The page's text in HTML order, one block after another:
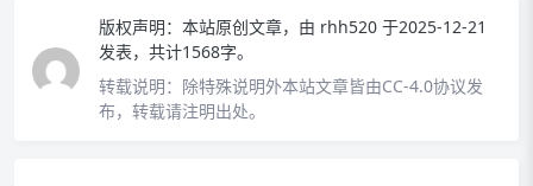
版权声明： 本站原创文章，由 rhh520 于2025-12-21
发表，共计1568字。
转载说明： 除特殊说明外本站文章皆由CC-4.0协议发
布，转载请注明出处。